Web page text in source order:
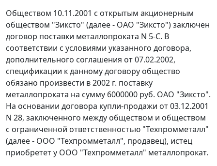
Обществом 10.11.2001 с открытым акционерным
обществом "Зиксто" (далее - ОАО "Зиксто") заключен
договор поставки металлопроката N 5-С. В
соответствии с условиями указанного договора,
дополнительного соглашения от 07.02.2002,
спецификации к данному договору общество
обязано произвести в 2002 г. поставку
металлопроката на сумму 6000000 руб. ОАО "Зиксто".
На основании договора купли-продажи от 03.12.2001
N 28, заключенного между обществом и обществом
с ограниченной ответственностью "Техпромметалл"
(далее - ООО "Техпромметалл", продавец), истец
приобретет у ООО "Техпромметалл" металлопрокат.